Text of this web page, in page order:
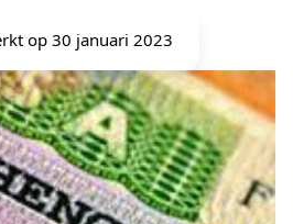
op 30 januari 2023